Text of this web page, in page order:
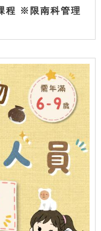
程 ※限南科管理